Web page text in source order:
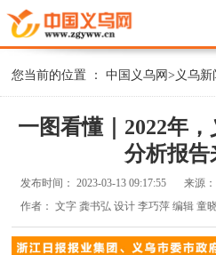
您当前的位置 ：中国义乌网> 义乌新
一图看懂｜2022年
分析报告
发布时间：2023-03-13 09:17:55 来源
作者：文字 龚书弘 设计 李巧萍 编辑 童